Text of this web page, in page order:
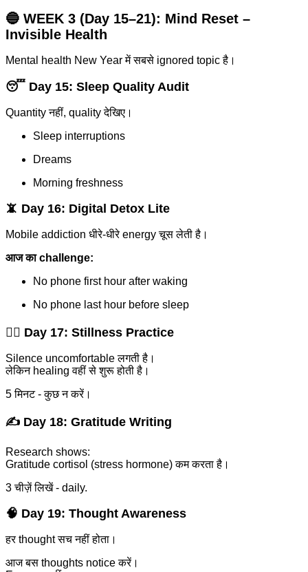
🔵 WEEK 3 (Day 15–21): Mind Reset –
Invisible Health
Mental health New Year में सबसे ignored topic है।
😴 Day 15: Sleep Quality Audit
Quantity नहीं, quality देखिए।
Sleep interruptions
Dreams
Morning freshness
📵 Day 16: Digital Detox Lite
Mobile addiction धीरे-धीरे energy चूस लेती है।
आज का challenge:
No phone first hour after waking
No phone last hour before sleep
🧘‍♂️ Day 17: Stillness Practice
Silence uncomfortable लगती है।
लेकिन healing वहीं से शुरू होती है।
5 मिनट - कुछ न करें।
✍️ Day 18: Gratitude Writing
Research shows:
Gratitude cortisol (stress hormone) कम करता है।
3 चीज़ें लिखें - daily.
🧠 Day 19: Thought Awareness
हर thought सच नहीं होता।
आज बस thoughts notice करें।